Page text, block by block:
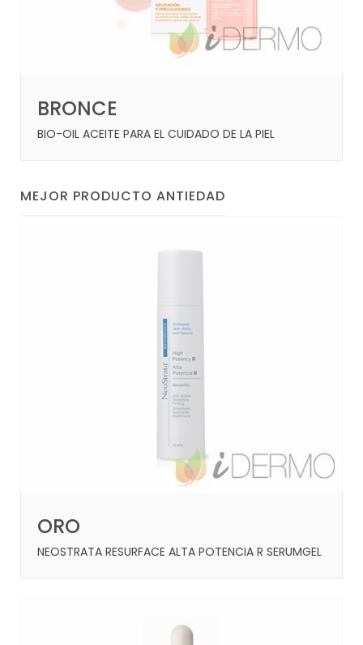
BRONCE
BIO-OIL ACEITE PARA EL CUIDADO DE LA PIEL
MEJOR PRODUCTO ANTIEDAD
ORO
NEOSTRATA RESURFACE ALTA POTENCIA R SERUMGEL